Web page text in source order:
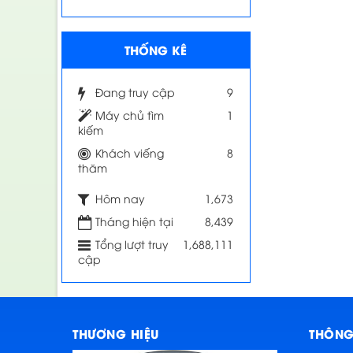
THỐNG KÊ
Đang truy cập
9
Máy chủ tìm
kiếm
1
Khách viếng
thăm
8
Hôm nay
1,673
Tháng hiện tại
8,439
Tổng lượt truy
cập
1,688,111
THƯƠNG HIỆU